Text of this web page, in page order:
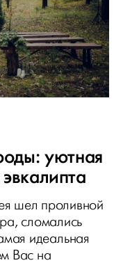
уютная
шел проливной
сломались
идеальная
Вас на